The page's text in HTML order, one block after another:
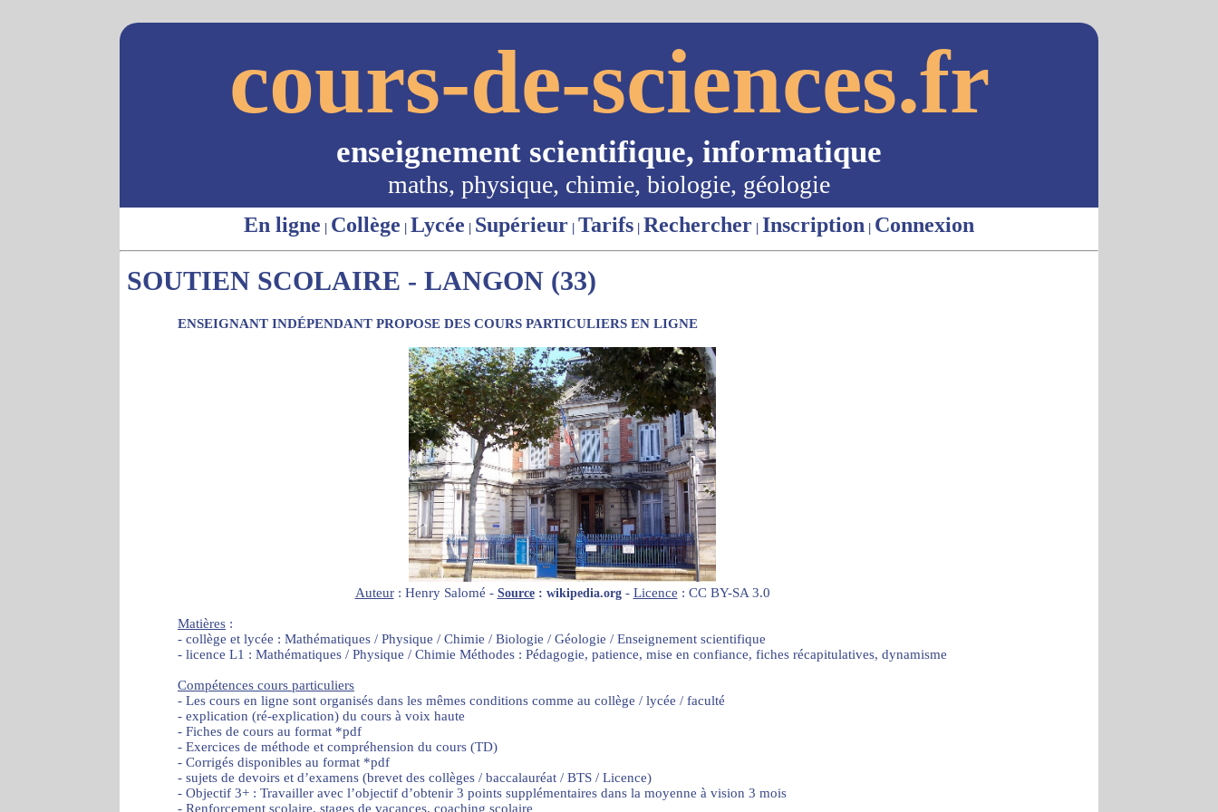
cours-de-sciences.fr
enseignement scientifique, informatique
maths, physique, chimie, biologie, géologie
En ligne | Collège | Lycée | Supérieur | Tarifs | Rechercher | Inscription | Connexion
SOUTIEN SCOLAIRE - LANGON (33)
ENSEIGNANT INDÉPENDANT PROPOSE DES COURS PARTICULIERS EN LIGNE
Auteur: Henry Salomé - Source: wikipedia.org- Licence : CC BY-SA 3.0
Matières :
- collège et lycée : Mathématiques / Physique / Chimie / Biologie / Géologie / Enseignement scientifique
- licence L1 : Mathématiques / Physique / Chimie Méthodes : Pédagogie, patience, mise en confiance, fiches récapitulatives, dynamisme
Compétences cours particuliers
- Les cours en ligne sont organisés dans les mêmes conditions comme au collège / lycée / faculté
- explication (ré-explication) du cours à voix haute
- Fiches de cours au format *pdf
- Exercices de méthode et compréhension du cours (TD)
- Corrigés disponibles au format *pdf
- sujets de devoirs et d’examens (brevet des collèges / baccalauréat / BTS / Licence)
- Objectif 3+ : Travailler avec l’objectif d’obtenir 3 points supplémentaires dans la moyenne à vision 3 mois
- Renforcement scolaire, stages de vacances, coaching scolaire